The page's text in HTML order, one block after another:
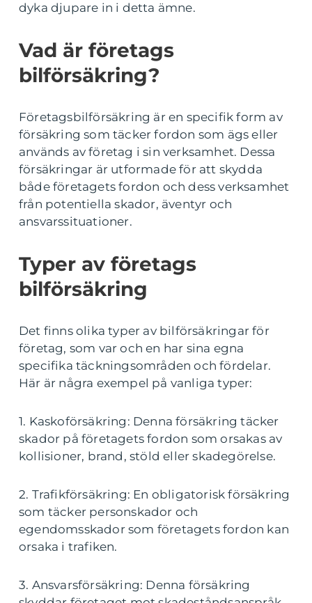
dyka djupare in i detta ämne.
Vad är företags
bilförsäkring?
Företagsbilförsäkring är en specifik form av
försäkring som täcker fordon som ägs eller
används av företag i sin verksamhet. Dessa
försäkringar är utformade för att skydda
både företagets fordon och dess verksamhet
från potentiella skador, äventyr och
ansvarssituationer.
Typer av företags
bilförsäkring
Det finns olika typer av bilförsäkringar för
företag, som var och en har sina egna
specifika täckningsområden och fördelar.
Här är några exempel på vanliga typer:
1. Kaskoförsäkring: Denna försäkring täcker
skador på företagets fordon som orsakas av
kollisioner, brand, stöld eller skadegörelse.
2. Trafikförsäkring: En obligatorisk försäkring
som täcker personskador och
egendomsskador som företagets fordon kan
orsaka i trafiken.
3. Ansvarsförsäkring: Denna försäkring